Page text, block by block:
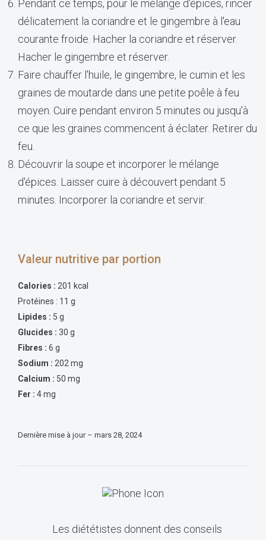
Pendant ce temps, pour le mélange d'épices, rincer
délicatement la coriandre et le gingembre à l'eau
courante froide. Hacher la coriandre et réserver.
Hacher le gingembre et réserver.
Faire chauffer l'huile, le gingembre, le cumin et les
graines de moutarde dans une petite poêle à feu
moyen. Cuire pendant environ 5 minutes ou jusqu'à
ce que les graines commencent à éclater. Retirer du
feu.
Découvrir la soupe et incorporer le mélange
d'épices. Laisser cuire à découvert pendant 5
minutes. Incorporer la coriandre et servir.
Valeur nutritive par portion
Calories : 201 kcal
Protéines : 11 g
Lipides : 5 g
Glucides : 30 g
Fibres : 6 g
Sodium : 202 mg
Calcium : 50 mg
Fer : 4 mg
Dernière mise à jour – mars 28, 2024
Les diététistes donnent des conseils